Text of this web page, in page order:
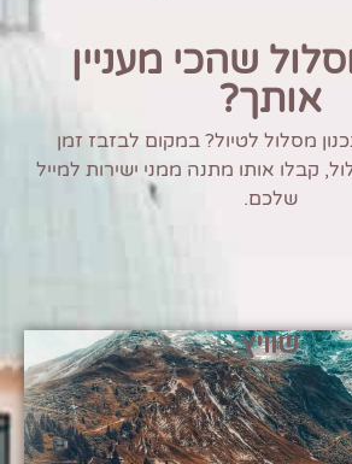
שהכי מעניין
אותך?
מסלול לטיול? במקום לבזבז זמן
קבלו אותו מתנה ממני ישירות למייל
שלכם.
שוויץ